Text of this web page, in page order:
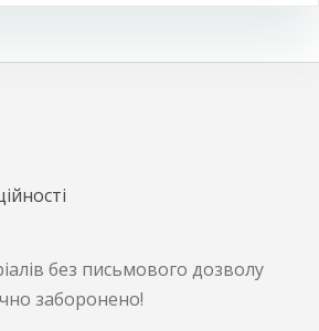
без письмового дозволу
заборонено!